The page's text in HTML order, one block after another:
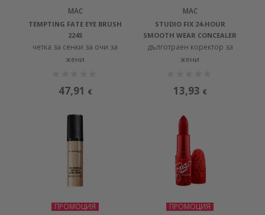
MAC
TEMPTING FATE EYE BRUSH
224S
четка за сенки за очи за
жени
47,91 €
MAC
STUDIO FIX 24-HOUR
SMOOTH WEAR CONCEALER
дълготраен коректор за
жени
13,93 €
ПРОМОЦИЯ
ПРОМОЦИЯ